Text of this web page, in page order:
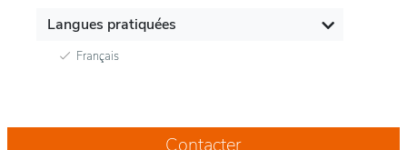
Langues pratiquées
Français
Contacter